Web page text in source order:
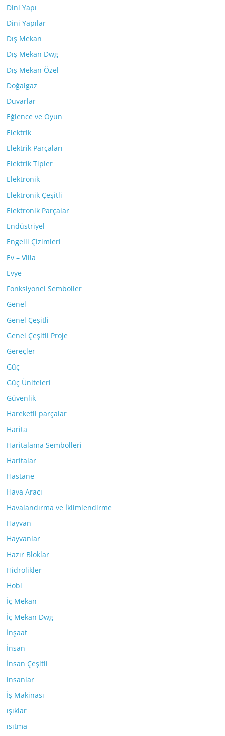
Dini Yapı
Dini Yapılar
Dış Mekan
Dış Mekan Dwg
Dış Mekan Özel
Doğalgaz
Duvarlar
Eğlence ve Oyun
Elektrik
Elektrik Parçaları
Elektrik Tipler
Elektronik
Elektronik Çeşitli
Elektronik Parçalar
Endüstriyel
Engelli Çizimleri
Ev – Villa
Evye
Fonksiyonel Semboller
Genel
Genel Çeşitli
Genel Çeşitli Proje
Gereçler
Güç
Güç Üniteleri
Güvenlik
Hareketli parçalar
Harita
Haritalama Sembolleri
Haritalar
Hastane
Hava Aracı
Havalandırma ve İklimlendirme
Hayvan
Hayvanlar
Hazır Bloklar
Hidrolikler
Hobi
İç Mekan
İç Mekan Dwg
İnşaat
İnsan
İnsan Çeşitli
insanlar
İş Makinası
ışıklar
ısıtma